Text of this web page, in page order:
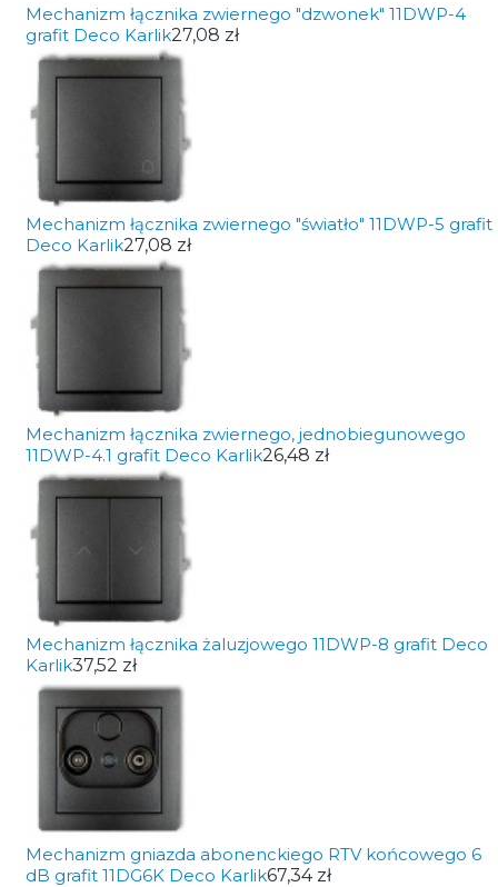
Mechanizm łącznika zwiernego "dzwonek" 11DWP-4
grafit Deco Karlik27,08 zł
Mechanizm łącznika zwiernego "światło" 11DWP-5 grafit
Deco Karlik27,08 zł
Mechanizm łącznika zwiernego, jednobiegunowego
11DWP-4.1 grafit Deco Karlik26,48 zł
Mechanizm łącznika żaluzjowego 11DWP-8 grafit Deco
Karlik37,52 zł
Mechanizm gniazda abonenckiego RTV końcowego 6
dB grafit 11DG6K Deco Karlik67,34 zł